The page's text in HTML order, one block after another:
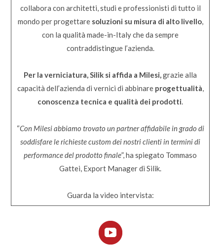
collabora con architetti, studi e professionisti di tutto il
mondo per progettare soluzioni su misura di alto livello,
con la qualità made-in-Italy che da sempre
contraddistingue l’azienda.
Per la verniciatura, Silik si affida a Milesi,grazie alla
capacità dell’azienda di vernici di abbinare progettualità,
conoscenza tecnica e qualità dei prodotti.
“Con Milesi abbiamo trovato un partner affidabile in grado di
soddisfare le richieste custom dei nostri clienti in termini di
performance del prodotto finale”, ha spiegato Tommaso
Gattei, Export Manager di Silik.
Guarda la video intervista: